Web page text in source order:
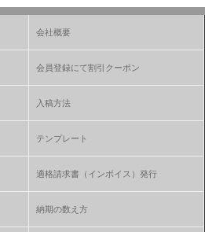
会社概要
会員登録にて割引クーポン
入稿方法
テンプレート
適格請求書（インボイス）発行
納期の数え方